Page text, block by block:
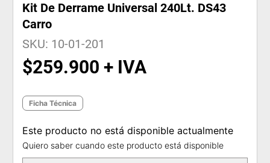
Kit De Derrame Universal 240Lt. DS43
Carro
SKU: 10-01-201
$259.900
Ficha Técnica
Este producto no está disponible actualmente
Quiero saber cuando este producto está disponible